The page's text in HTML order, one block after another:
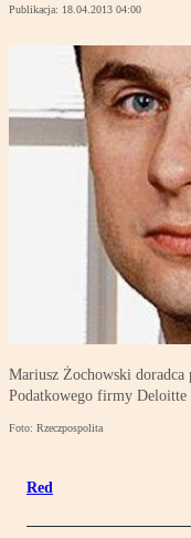
Publikacja: 18.04.2013 04:00
Mariusz Żochowski doradca
Podatkowego firmy Deloitte
Foto: Rzeczpospolita
Red